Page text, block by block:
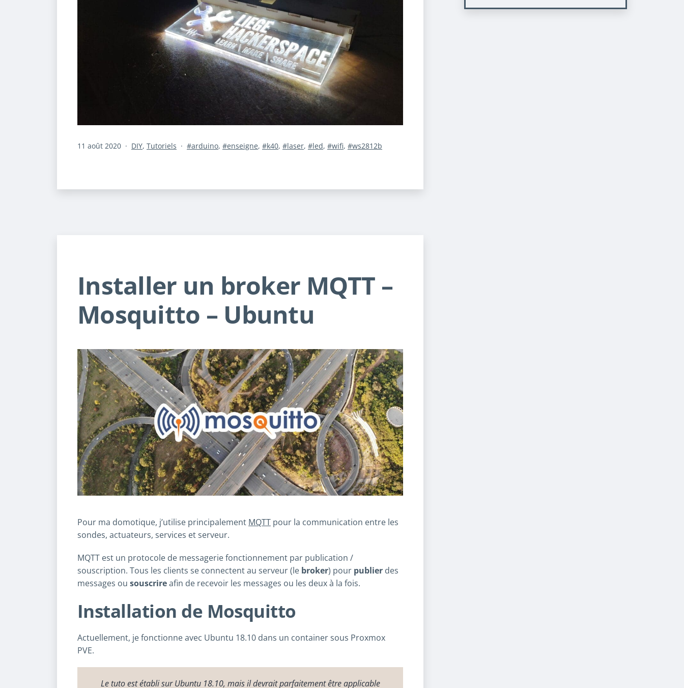
Publié
11 août 2020
Catégorisé
DIY, Tutoriels Étiqueté
arduino, enseigne, k40, laser, led, wifi, ws2812b
Installer un broker MQTT –
Mosquitto – Ubuntu
Pour ma domotique, j’utilise principalement MQTT pour la communication entre les
sondes, actuateurs, services et serveur.
MQTT est un protocole de messagerie fonctionnement par publication /
souscription. Tous les clients se connectent au serveur (le broker) pour publier des
messages ou souscrireafin de recevoir les messages ou les deux à la fois.
Installation de Mosquitto
Actuellement, je fonctionne avec Ubuntu 18.10 dans un container sous Proxmox
PVE.
Le tuto est établi sur Ubuntu 18.10, mais il devrait parfaitement être applicable